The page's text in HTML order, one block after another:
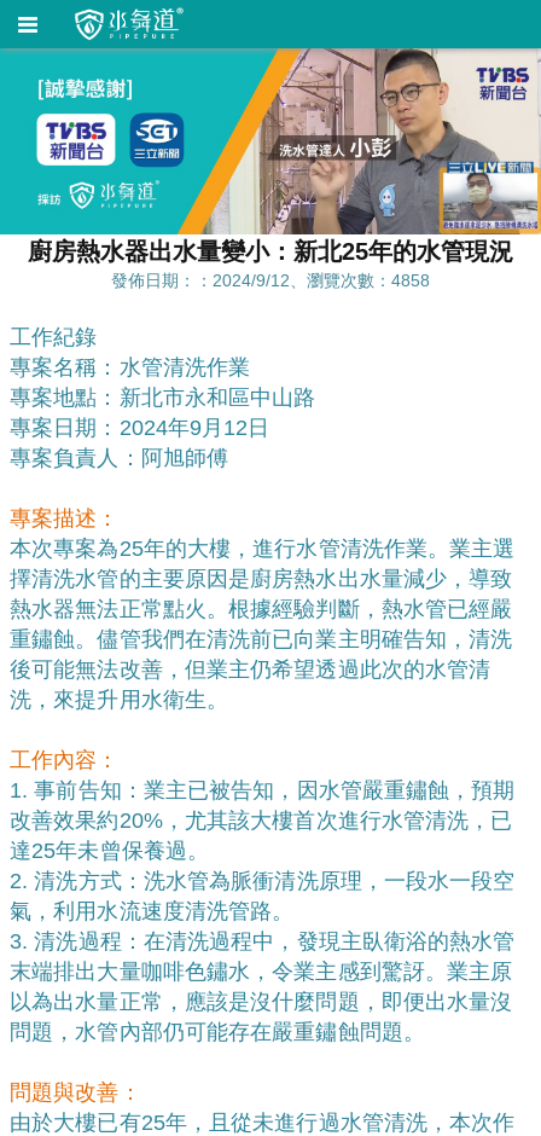
廚房熱水器出水量變小：新北25年的水管現況
發佈日期：：2024/9/12、瀏覽次數：4858
工作紀錄
專案名稱：水管清洗作業
專案地點：新北市永和區中山路
專案日期：2024年9月12日
專案負責人：阿旭師傅
專案描述：
本次專案為25年的大樓，進行水管清洗作業。業主選
擇清洗水管的主要原因是廚房熱水出水量減少，導致
熱水器無法正常點火。根據經驗判斷，熱水管已經嚴
重鏽蝕。儘管我們在清洗前已向業主明確告知，清洗
後可能無法改善，但業主仍希望透過此次的水管清
洗，來提升用水衛生。
工作內容：
1. 事前告知：業主已被告知，因水管嚴重鏽蝕，預期
改善效果約20%，尤其該大樓首次進行水管清洗，已
達25年未曾保養過。
2. 清洗方式：洗水管為脈衝清洗原理，一段水一段空
氣，利用水流速度清洗管路。
3. 清洗過程：在清洗過程中，發現主臥衛浴的熱水管
末端排出大量咖啡色鏽水，令業主感到驚訝。業主原
以為出水量正常，應該是沒什麼問題，即便出水量沒
問題，水管內部仍可能存在嚴重鏽蝕問題。
問題與改善：
由於大樓已有25年，且從未進行過水管清洗，本次作